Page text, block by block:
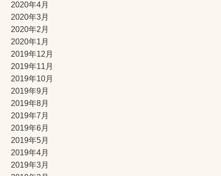
2020年4月
2020年3月
2020年2月
2020年1月
2019年12月
2019年11月
2019年10月
2019年9月
2019年8月
2019年7月
2019年6月
2019年5月
2019年4月
2019年3月